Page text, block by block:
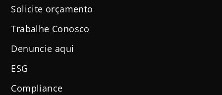
Solicite orçamento
Trabalhe Conosco
Denuncie aqui
ESG
Compliance